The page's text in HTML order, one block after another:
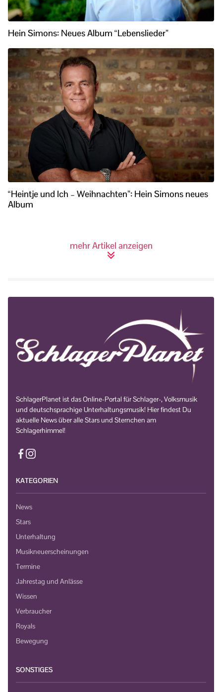
Hein Simons: Neues Album “Lebenslieder”
“Heintje und Ich – Weihnachten”: Hein Simons neues
Album
mehr Artikel anzeigen
SchlagerPlanet ist das Online-Portal für Schlager-, Volksmusik
und deutschsprachige Unterhaltungsmusik! Hier findest Du
aktuelle News über alle Stars und Sternchen am
Schlagerhimmel!
KATEGORIEN
News
Stars
Unterhaltung
Musikneuerscheinungen
Termine
Jahrestag und Anlässe
Wissen
Verbraucher
Royals
Bewegung
SONSTIGES